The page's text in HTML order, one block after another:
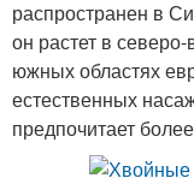
распространен в
он растет в
южных областях
естественных
предпочитает